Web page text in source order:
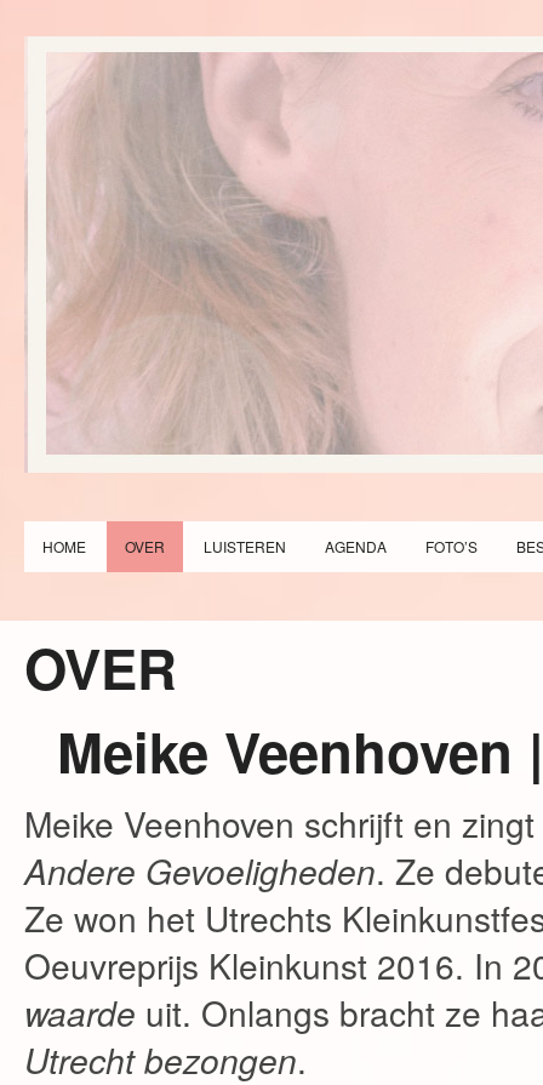
HOME OVER LUISTEREN AGENDA FOTO’S
OVER
Meike
Meike Veenhoven schrijft en
Andere Gevoeligheden. Ze
Ze won het Utrechts
Oeuvreprijs Kleinkunst 2016. In
waarde uit. Onlangs bracht ze
Utrecht bezongen.